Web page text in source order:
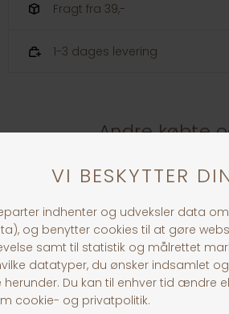
Fragt fra 39,-
1-3 dages levering
Andre købte